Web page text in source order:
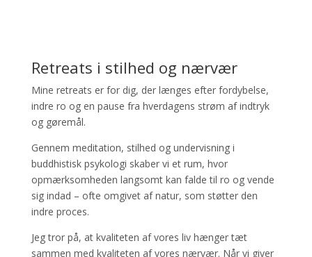
Retreats i stilhed og nærvær
Mine retreats er for dig, der længes efter fordybelse,
indre ro og en pause fra hverdagens strøm af indtryk
og gøremål.
Gennem meditation, stilhed og undervisning i
buddhistisk psykologi skaber vi et rum, hvor
opmærksomheden langsomt kan falde til ro og vende
sig indad – ofte omgivet af natur, som støtter den
indre proces.
Jeg tror på, at kvaliteten af vores liv hænger tæt
sammen med kvaliteten af vores nærvær. Når vi giver